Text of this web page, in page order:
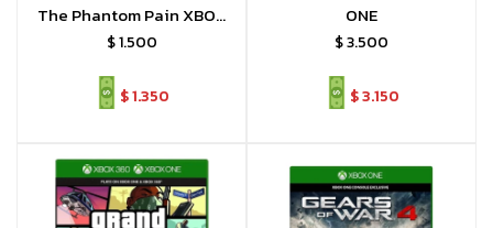
The Phantom Pain XBOX
ONE
$1.500
$1.350
ONE
$3.500
$3.150